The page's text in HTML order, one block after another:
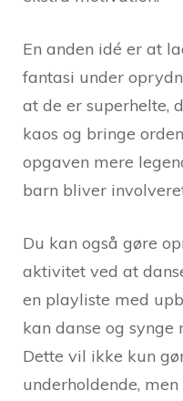
En anden idé er at
fantasi under
at de er superhelte,
kaos og bringe
opgaven mere
barn bliver
Du kan også gøre
aktivitet ved at
en playliste med
kan danse og synge
Dette vil ikke kun
underholdende,